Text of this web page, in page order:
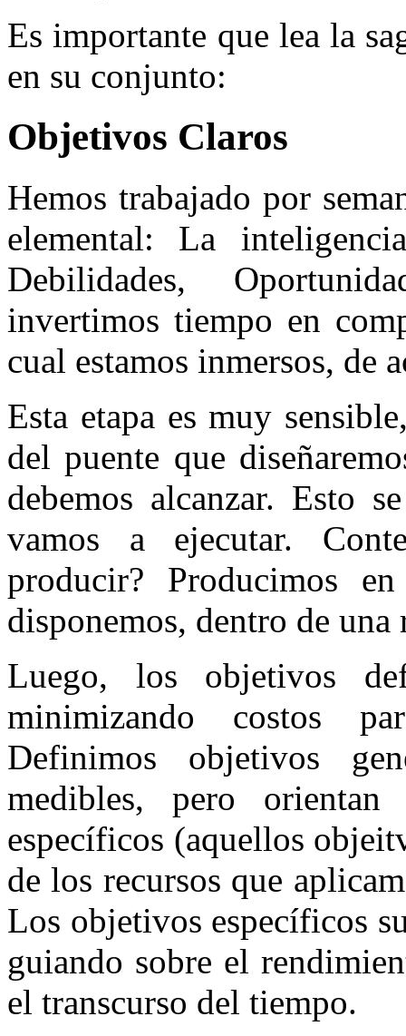
Es importante que lea la
en su conjunto:
Objetivos Claros
Hemos trabajado por
elemental: La
Debilidades,
invertimos tiempo en
cual estamos inmersos, de
Esta etapa es muy
del puente que
debemos alcanzar. Esto
vamos a ejecutar.
producir? Producimos
disponemos, dentro de
Luego, los objetivos
minimizando costos
Definimos objetivos
medibles, pero
específicos (aquellos
de los recursos que
Los objetivos específicos
guiando sobre el
el transcurso del tiempo.